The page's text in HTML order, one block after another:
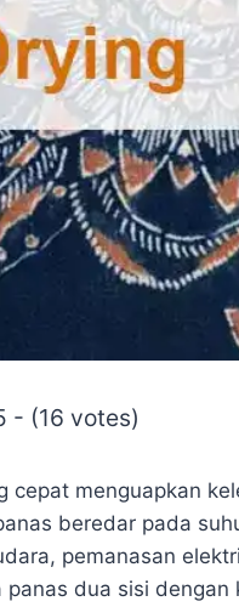
- (16 votes)
cepat menguapkan
beredar pada
pemanasan
dua sisi dengan